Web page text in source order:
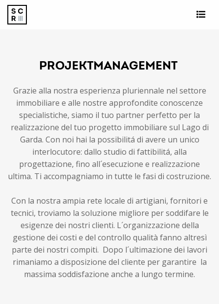
PROJEKTMANAGEMENT
Grazie alla nostra esperienza pluriennale nel settore
immobiliare e alle nostre approfondite conoscenze
specialistiche, siamo il tuo partner perfetto per la
realizzazione del tuo progetto immobiliare sul Lago di
Garda. Con noi hai la possibilitá di avere un unico
interlocutore: dallo studio di fattibilitá, alla
progettazione, fino all´esecuzione e realizzazione
ultima. Ti accompagniamo in tutte le fasi di costruzione.
Con la nostra ampia rete locale di artigiani, fornitori e
tecnici, troviamo la soluzione migliore per soddifare le
esigenze dei nostri clienti. L´organizzazione della
gestione dei costi e del controllo qualità fanno altresì
parte dei nostri compiti. Dopo l´ultimazione dei lavori
rimaniamo a disposizione del cliente per garantire la
massima soddisfazione anche a lungo termine.